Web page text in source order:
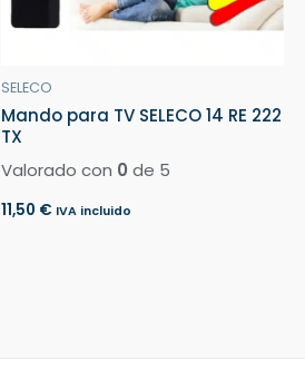
SELECO
Mando para TV SELECO 14 RE 222
TX
Valorado con 0 de 5
11,50 € IVA incluido